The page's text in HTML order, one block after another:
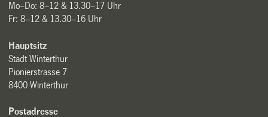
Mo–Do: 8–12 & 13.30–17 Uhr
Fr: 8–12 & 13.30–16 Uhr
Hauptsitz
Stadt Winterthur
Pionierstrasse 7
8400 Winterthur
Postadresse